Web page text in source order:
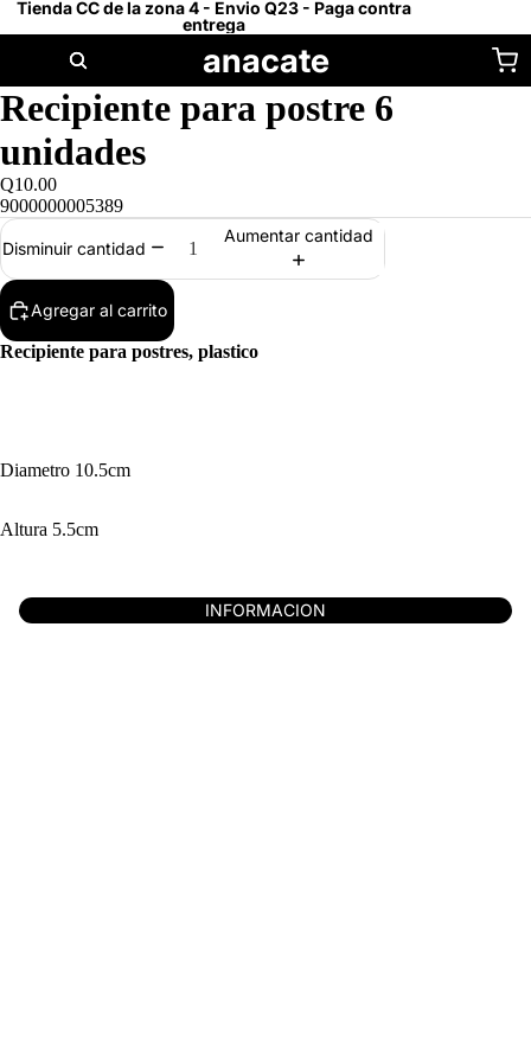
Tienda CC de la zona 4 - Envio Q23 - Paga contra
entrega
anacate
Recipiente para postre 6
unidades
Q10.00
9000000005389
Disminuir cantidad
Aumentar cantidad
Agregar al carrito
Recipiente para postres, plastico
Diametro 10.5cm
Altura 5.5cm
INFORMACION